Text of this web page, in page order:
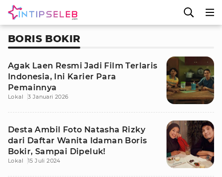
BORIS BOKIR
Agak Laen Resmi Jadi Film Terlaris
Indonesia, Ini Karier Para
Pemainnya
Lokal 3 Januari 2026
Desta Ambil Foto Natasha Rizky
dari Daftar Wanita Idaman Boris
Bokir, Sampai Dipeluk!
Lokal 15 Juli 2024